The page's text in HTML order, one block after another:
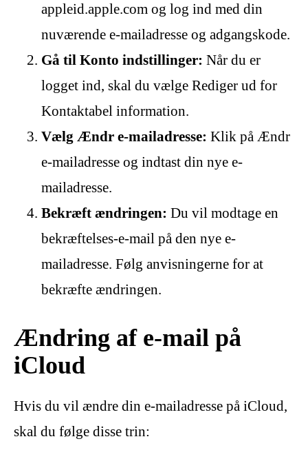
appleid.apple.com og log ind med din
nuværende e-mailadresse og adgangskode.
Gå til Konto indstillinger: Når du er
logget ind, skal du vælge Rediger ud for
Kontaktabel information.
Vælg Ændr e-mailadresse: Klik på Ændr
e-mailadresse og indtast din nye e-
mailadresse.
Bekræft ændringen: Du vil modtage en
bekræftelses-e-mail på den nye e-
mailadresse. Følg anvisningerne for at
bekræfte ændringen.
Ændring af e-mail på
iCloud
Hvis du vil ændre din e-mailadresse på iCloud,
skal du følge disse trin: